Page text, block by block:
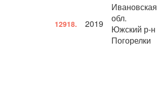
12918. 2019
Ивановская
обл.
Южский р-н
Погорелки